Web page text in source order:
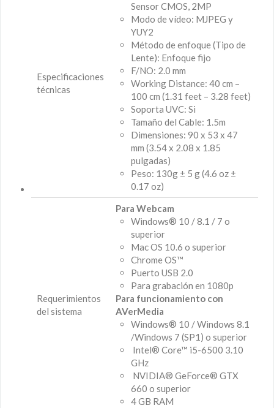
Especificaciones
técnicas
Sensor CMOS, 2MP
Modo de vídeo: MJPEG y
YUY2
Método de enfoque (Tipo de
Lente): Enfoque fijo
F/NO: 2.0 mm
Working Distance: 40 cm –
100 cm (1.31 feet – 3.28 feet)
Soporta UVC: Si
Tamaño del Cable: 1.5m
Dimensiones: 90 x 53 x 47
mm (3.54 x 2.08 x 1.85
pulgadas)
Peso: 130g ± 5 g (4.6 oz ±
0.17 oz)
Requerimientos
del sistema
Para Webcam
Windows® 10 / 8.1 / 7 o
superior
Mac OS 10.6 o superior
Chrome OS™
Puerto USB 2.0
Para grabación en 1080p
Para funcionamiento con
AVerMedia
Windows® 10 / Windows 8.1
/Windows 7 (SP1) o superior
Intel® Core™ i5-6500 3.10
GHz
NVIDIA® GeForce® GTX
660 o superior
4 GB RAM